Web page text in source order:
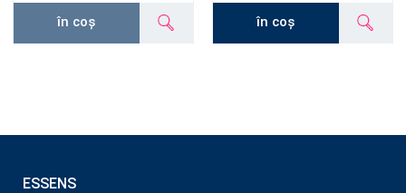
în coș în coș
ESSENS